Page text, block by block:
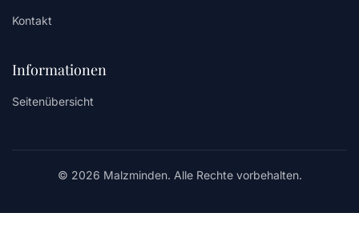
Kontakt
Informationen
Seitenübersicht
© 2026 Malzminden. Alle Rechte vorbehalten.